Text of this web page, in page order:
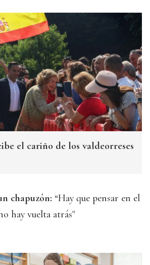
el cariño de los valdeorreses
chapuzón: “Hay que pensar en el
hay vuelta atrás"